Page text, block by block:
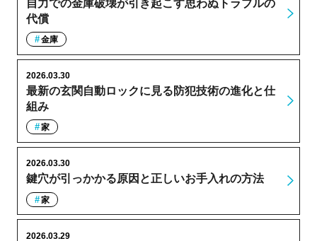
自力での金庫破壊が引き起こす思わぬトラブルの
代償
金庫
最新の玄関自動ロックに見る防犯技術の進化と仕
組み
2026.03.30
家
鍵穴が引っかかる原因と正しいお手入れの方法
2026.03.30
家
2026.03.29